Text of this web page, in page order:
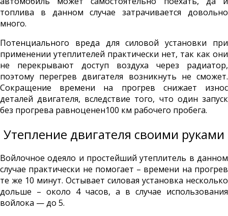
топлива в данном случае затрачивается довольно
много.
Потенциального вреда для силовой установки при
применении утеплителей практически нет, так как они
не перекрывают доступ воздуха через радиатор,
поэтому перегрев двигателя возникнуть не сможет.
Сокращение времени на прогрев снижает износ
деталей двигателя, вследствие того, что один запуск
без прогрева равноценен100 км рабочего пробега.
Утепление двигателя своими руками
Войлочное одеяло и простейший утеплитель в данном
случае практически не помогает – времени на прогрев
те же 10 минут. Остывает силовая установка несколько
дольше – около 4 часов, а в случае использования
войлока — до 5.